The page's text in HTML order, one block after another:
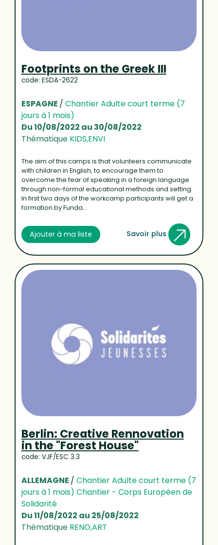
Footprints on the Greek III
code: ESDA-2622
ESPAGNE / Chantier Adulte court terme (7
jours à 1 mois)
Du 10/08/2022 au 30/08/2022
Thématique KIDS,ENVI
The aim of this camps is that volunteers communicate
with children in English, to encourage them to
overcome the fear of speaking in a foreign language
through non-formal educational methods and setting.
In first two days of the workcamp participants will get a
formation by Funda...
Ajouter à ma liste Savoir plus
Berlin: Creative Rennovation
in the "Forest House"
code: VJF/ESC 3.3
ALLEMAGNE / Chantier Adulte court terme (7
jours à 1 mois) Chantier - Corps Européen de
Solidarité
Du 11/08/2022 au 25/08/2022
Thématique RENO,ART